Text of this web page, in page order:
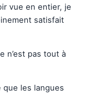
vue en entier, je
satisfait
n’est pas tout à
que les langues